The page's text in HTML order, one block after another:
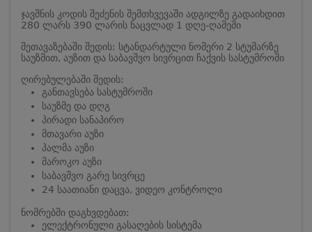
ჯავშნის კოდის შეძენის შემთხვევაში ადგილზე გადაიხდით
280 ლარს 390 ლარის ნაცვლად 1 დღე-ღამეში
შეთავაზებაში შედის: სტანდარტული ნომერი 2 სტუმარზე
საუზმით, აუზით და საბავშვო სივრცით ჩაქვის სასტუმროში
ღირებულებაში შედის:
განთავსება სასტუმროში
საუზმე და დღგ
პირადი სანაპირო
მთავარი აუზი
პალმა აუზი
მაროკო აუზი
საბავშვო გარე სივრცე
24 საათიანი დაცვა, ვიდეო კონტროლი
ნომრებში დაგხვდებათ:
ელექტრონული გასაღების სისტემა